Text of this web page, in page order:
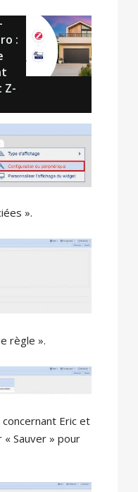
:
Z-
».
règle ».
Eric et
« Sauver » pour